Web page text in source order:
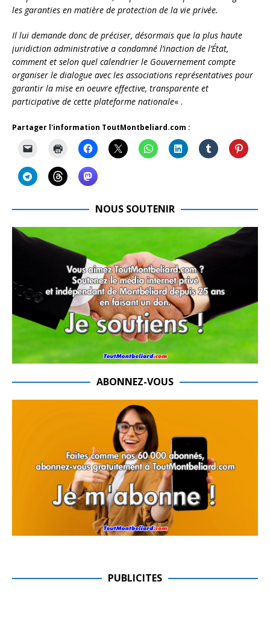
les garanties en matière de protection de la vie privée.
Il lui demande donc de préciser, désormais que la plus haute
juridiction administrative a condamné l’inaction de l’État,
comment et selon quel calendrier le Gouvernement compte
organiser le dialogue avec les associations représentatives pour
garantir la mise en oeuvre effective, transparente et
participative de cette plateforme nationale« .
Partager l'information ToutMontbeliard.com :
NOUS SOUTENIR
ABONNEZ-VOUS
PUBLICITES